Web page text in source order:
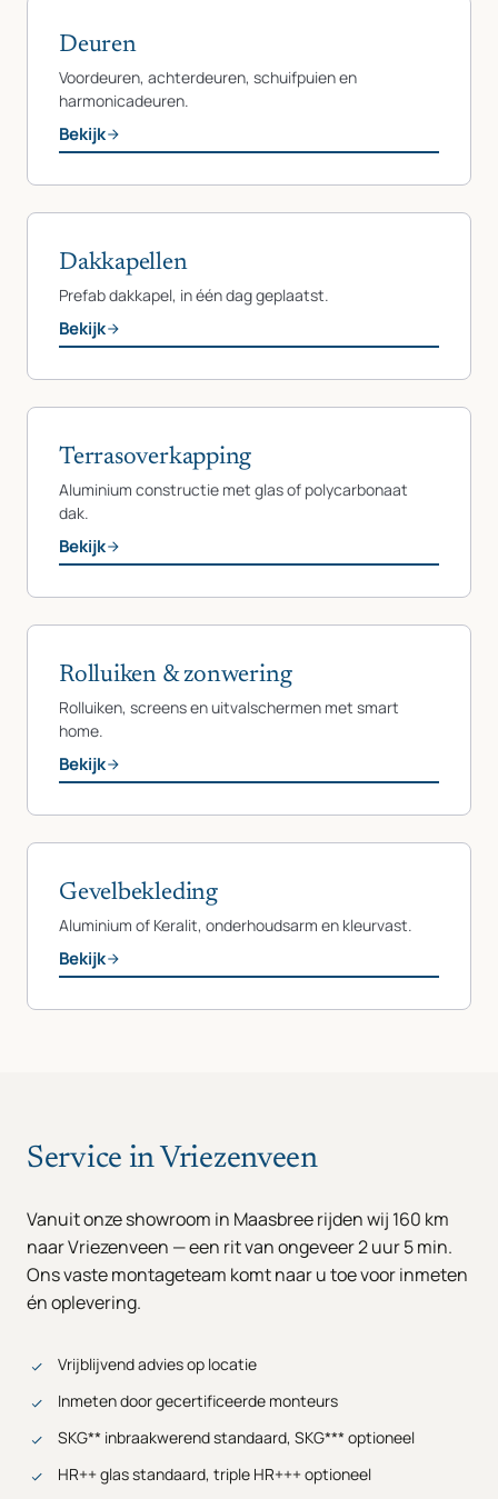
Deuren
Voordeuren, achterdeuren, schuifpuien en
harmonicadeuren.
Bekijk
Dakkapellen
Prefab dakkapel, in één dag geplaatst.
Bekijk
Terrasoverkapping
Aluminium constructie met glas of polycarbonaat
dak.
Bekijk
Rolluiken & zonwering
Rolluiken, screens en uitvalschermen met smart
home.
Bekijk
Gevelbekleding
Aluminium of Keralit, onderhoudsarm en kleurvast.
Bekijk
Service in Vriezenveen
Vanuit onze showroom in Maasbree rijden wij 160 km
naar Vriezenveen — een rit van ongeveer 2 uur 5 min.
Ons vaste montageteam komt naar u toe voor inmeten
én oplevering.
Vrijblijvend advies op locatie
Inmeten door gecertificeerde monteurs
SKG** inbraakwerend standaard, SKG*** optioneel
HR++ glas standaard, triple HR+++ optioneel